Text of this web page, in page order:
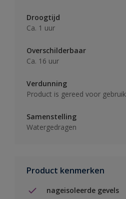
Droogtijd
Ca. 1 uur
Overschilderbaar
Ca. 16 uur
Verdunning
Product is gereed voor gebruik
Samenstelling
Watergedragen
Product kenmerken
nageisoleerde gevels